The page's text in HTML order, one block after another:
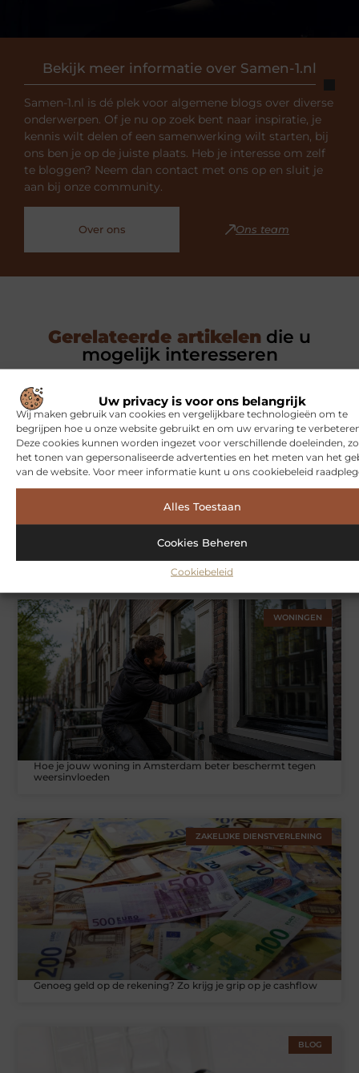
Uw privacy is voor ons belangrijk
Wij maken gebruik van cookies en vergelijkbare technologieën om te
begrijpen hoe u onze website gebruikt en om uw ervaring te
Deze cookies kunnen worden ingezet voor verschillende doeleinden,
het tonen van gepersonaliseerde advertenties en het meten van het
van de website. Voor meer informatie kunt u ons cookiebeleid
Alles Toestaan
Cookies Beheren
Cookiebeleid
Bekijk meer informatie over Samen-1.nl
Samen-1.nl is dé plek voor algemene blogs over diverse
onderwerpen. Of je nu op zoek bent naar inspiratie, je
kennis wilt delen of een samenwerking wilt starten, bij
ons ben je op de juiste plaats. Heb je interesse om zelf
te bloggen? Neem dan contact met ons op en sluit je
aan bij onze community.
Over ons Ons team
Gerelateerde artikelen die u
mogelijk interesseren
SPORT
Symbiont360: Innovatieve EMS-training in Utrecht voor een
effectieve workout
WONINGEN
Hoe je jouw woning in Amsterdam beter beschermt tegen
weersinvloeden
ZAKELIJKE DIENSTVERLENING
Genoeg geld op de rekening? Zo krijg je grip op je cashflow
BLOG